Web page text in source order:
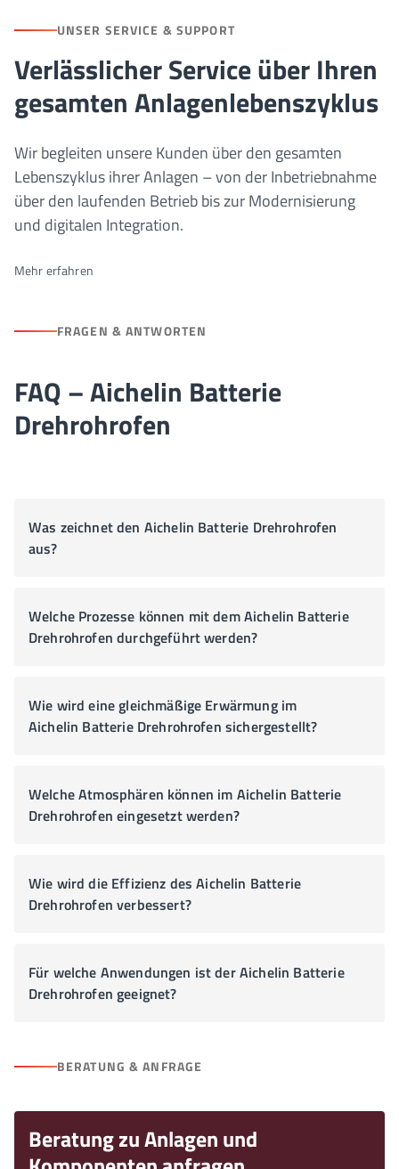
UNSER SERVICE & SUPPORT
Verlässlicher Service über Ihren
gesamten Anlagenlebenszyklus
Wir begleiten unsere Kunden über den gesamten
Lebenszyklus ihrer Anlagen – von der Inbetriebnahme
über den laufenden Betrieb bis zur Modernisierung
und digitalen Integration.
Mehr erfahren
FRAGEN & ANTWORTEN
FAQ – Aichelin Batterie
Drehrohrofen
Was zeichnet den Aichelin Batterie Drehrohrofen
aus?
Welche Prozesse können mit dem Aichelin Batterie
Drehrohrofen durchgeführt werden?
Wie wird eine gleichmäßige Erwärmung im
Aichelin Batterie Drehrohrofen sichergestellt?
Welche Atmosphären können im Aichelin Batterie
Drehrohrofen eingesetzt werden?
Wie wird die Effizienz des Aichelin Batterie
Drehrohrofen verbessert?
Für welche Anwendungen ist der Aichelin Batterie
Drehrohrofen geeignet?
BERATUNG & ANFRAGE
Beratung zu Anlagen und